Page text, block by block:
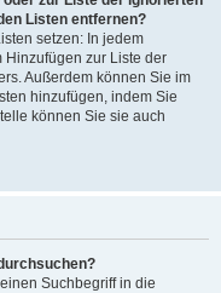
Listen entfernen?
setzen: In jedem
Hinzufügen zur Liste der
Außerdem können Sie im
hinzufügen, indem Sie
können Sie sie auch
Suchbegriff in die